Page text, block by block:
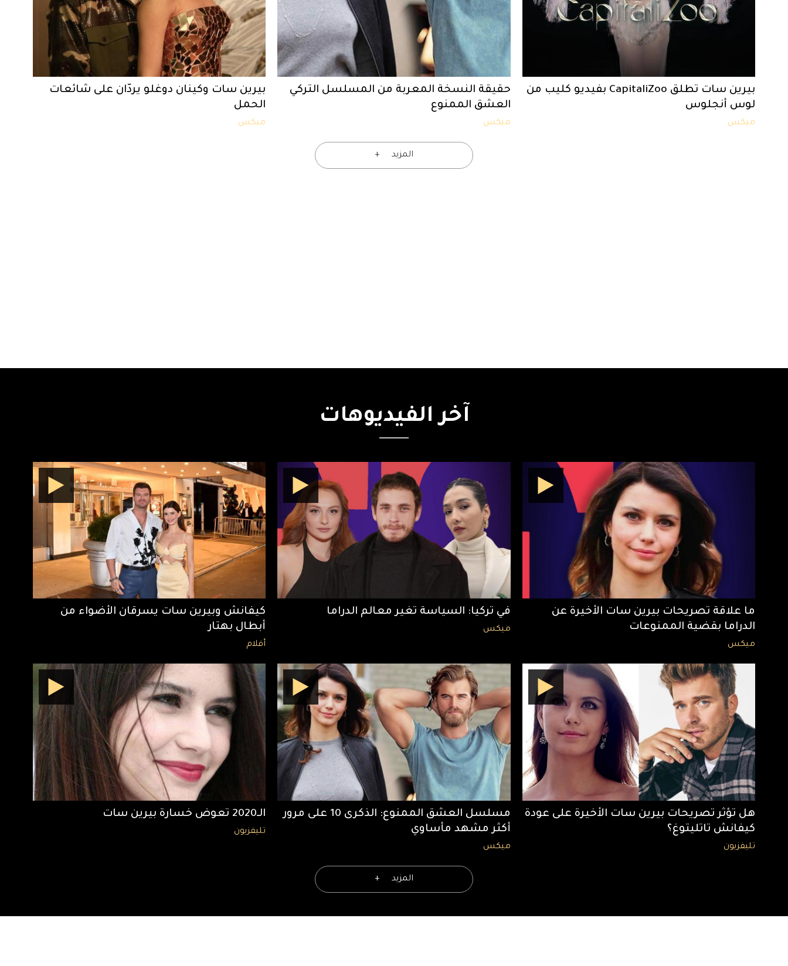
بيرين سات تطلق CapitaliZoo بفيديو كليب من
لوس أنجلوس
ميكس
حقيقة النسخة المعربة من المسلسل التركي
العشق الممنوع
ميكس
بيرين سات وكينان دوغلو يردّان على شائعات
الحمل
ميكس
المزيد
آخر الفيديوهات
ما علاقة تصريحات بيرين سات الأخيرة عن
الدراما بقضية الممنوعات
ميكس
في تركيا: السياسة تغير معالم الدراما
ميكس
كيفانش وبيرين سات يسرقان الأضواء من
أبطال بهتار
أفلام
هل تؤثر تصريحات بيرين سات الأخيرة على عودة
كيفانش تاتليتوغ؟
تليفزيون
مسلسل العشق الممنوع: الذكرى 10 على مرور
أكثر مشهد مأساوي
ميكس
الـ2020 تعوض خسارة بيرين سات
تليفزيون
المزيد